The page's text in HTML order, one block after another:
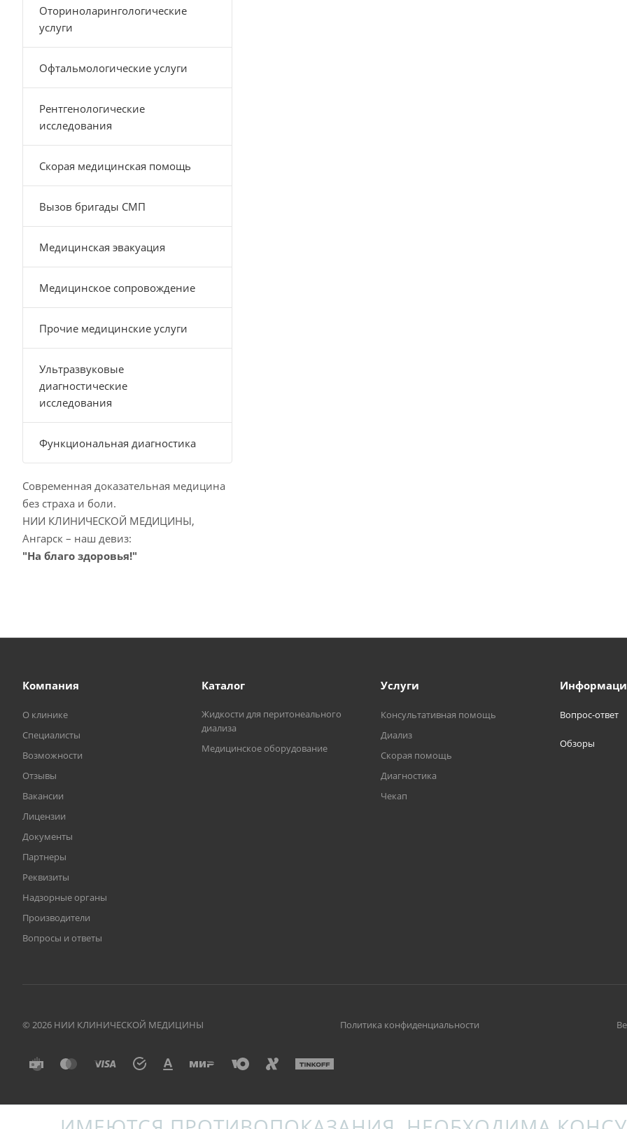
Оториноларингологические
услуги
Офтальмологические услуги
Рентгенологические
исследования
Скорая медицинская помощь
Вызов бригады СМП
Медицинская эвакуация
Медицинское сопровождение
Прочие медицинские услуги
Ультразвуковые
диагностические
исследования
Функциональная диагностика
Современная доказательная медицина
без страха и боли.
НИИ КЛИНИЧЕСКОЙ МЕДИЦИНЫ,
Ангарск – наш девиз:
"На благо здоровья!"
Компания
О клинике
Специалисты
Возможности
Отзывы
Вакансии
Лицензии
Документы
Партнеры
Реквизиты
Надзорные органы
Производители
Вопросы и ответы
Каталог
Жидкости для перитонеального
диализа
Медицинское оборудование
Услуги
Консультативная помощь
Диализ
Скорая помощь
Диагностика
Чекап
Вопрос-ответ
Обзоры
© 2026 НИИ КЛИНИЧЕСКОЙ МЕДИЦИНЫ Политика конфиденциальности